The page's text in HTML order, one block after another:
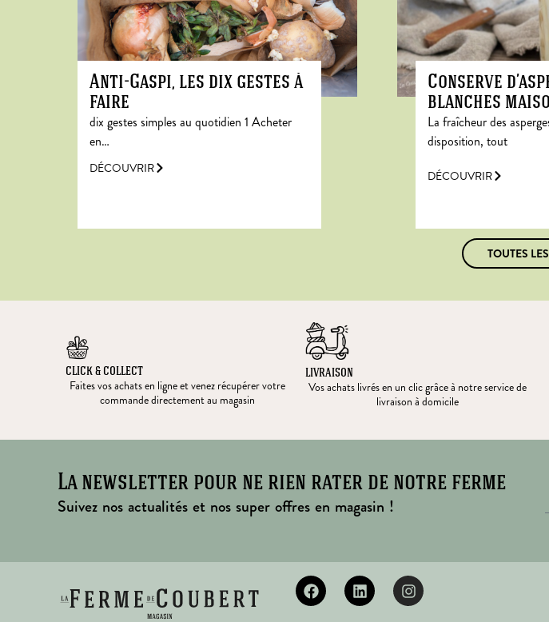
Anti-Gaspi, les dix gestes à
faire
dix gestes simples au quotidien 1 Acheter
en…
DÉCOUVRIR
Conserve
blanches
La fraîcheur des
disposition, tout
DÉCOUVRIR
TOUTES
CLICK & COLLECT
Faites vos achats en ligne et venez récupérer votre
commande directement au magasin
LIVRAISON
Vos achats livrés en un clic grâce à notre service de
livraison à domicile
La newsletter pour ne rien rater de notre ferme
Suivez nos actualités et nos super offres en magasin !